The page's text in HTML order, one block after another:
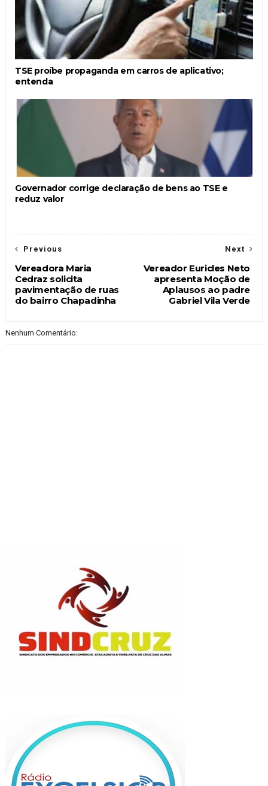
TSE proíbe propaganda em carros de aplicativo;
entenda
Governador corrige declaração de bens ao TSE e
reduz valor
Next
Vereador Euricles Neto
apresenta Moção de
Aplausos ao padre
Gabriel Vila Verde
Previous
Vereadora Maria
Cedraz solicita
pavimentação de ruas
do bairro Chapadinha
Nenhum Comentário: